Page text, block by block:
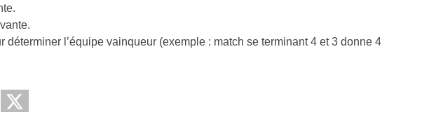
déterminer l’équipe vainqueur (exemple : match se terminant 4 et 3 donne 4